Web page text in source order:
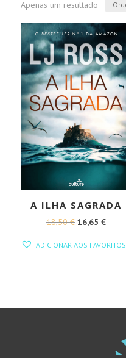
Apenas um resultado
A ILHA SAGRADA
18,50€ O
16,65 €O
ADICIONAR AOS FAVORITOS